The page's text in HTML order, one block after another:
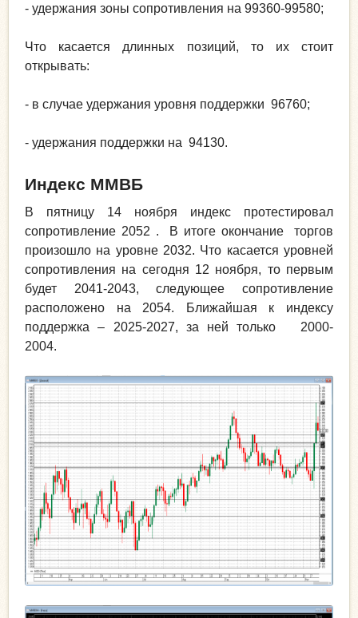
- удержания зоны сопротивления на 99360-99580;
Что касается длинных позиций, то их стоит
открывать:
- в случае удержания уровня поддержки 96760;
- удержания поддержки на 94130.
Индекс ММВБ
В пятницу 14 ноября индекс протестировал
сопротивление 2052 . В итоге окончание торгов
произошло на уровне 2032. Что касается уровней
сопротивления на сегодня 12 ноября, то первым
будет 2041-2043, следующее сопротивление
расположено на 2054. Ближайшая к индексу
поддержка – 2025-2027, за ней только 2000-
2004.